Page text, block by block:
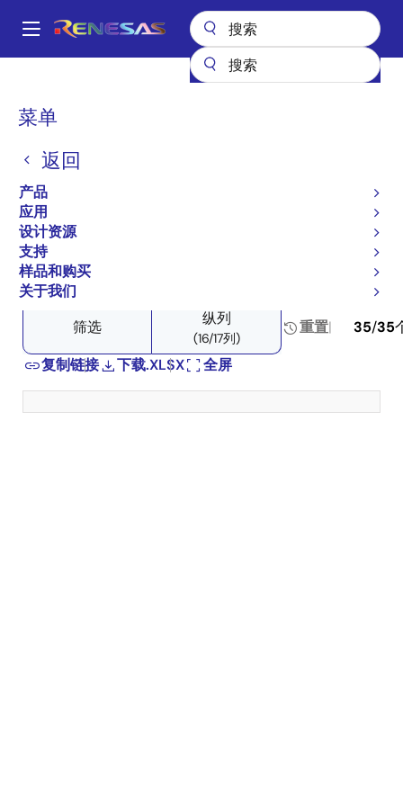
到
Main
菜单
返回
产品
应用
设计资源
支持
样品和购买
关于我们
面
屑
传感器信号调节器（SSC/AFE）
产品选择器: 传感器信号调
节器（SSC/AFE）
产品树
Close
product
tree
Open
product
tree
筛选 纵列
(16/17列)
重置 35/35
复制链接
下载.XLSX 全屏